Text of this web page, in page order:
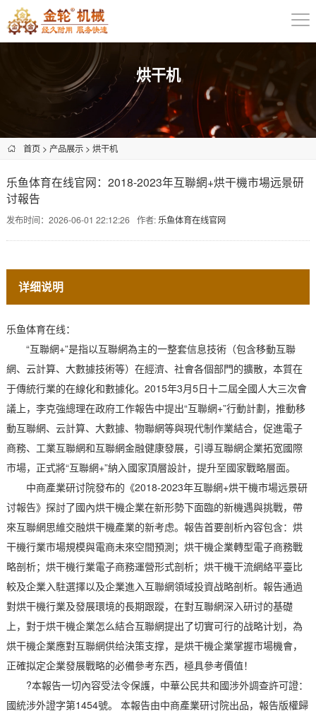
烘干机
首页> 产品展示> 烘干机
乐鱼体育在线官网：2018-2023年互聯網+烘干機市場远景研
讨報告
发布时间：2026-06-01 22:12:26 作者: 乐鱼体育在线官网
详细说明
乐鱼体育在线：
“互聯網+”是指以互聯網為主的一整套信息技術（包含移動互聯
網、云計算、大數據技術等）在經濟、社會各個部門的擴散，本質在
于傳統行業的在線化和數據化。2015年3月5日十二屆全國人大三次會
議上，李克強總理在政府工作報告中提出“互聯網+”行動計劃，推動移
動互聯網、云計算、大數據、物聯網等與現代制作業結合，促進電子
商務、工業互聯網和互聯網金融健康發展，引導互聯網企業拓宽國際
市場，正式將“互聯網+”納入國家頂層設計，提升至國家戰略層面。
中商產業研讨院發布的《2018-2023年互聯網+烘干機市場远景研
讨報告》探討了國內烘干機企業在新形勢下面臨的新機遇與挑戰，帶
來互聯網思維交融烘干機產業的新考虑。報告首要剖析內容包含：烘
干機行業市場規模與電商未來空間預測；烘干機企業轉型電子商務戰
略剖析；烘干機行業電子商務運營形式剖析；烘干機干流網絡平臺比
較及企業入駐選擇以及企業進入互聯網領域投資战略剖析。報告通過
對烘干機行業及發展環境的長期跟蹤，在對互聯網深入研讨的基礎
上，對于烘干機企業怎么結合互聯網提出了切實可行的战略计划，為
烘干機企業應對互聯網供给決策支撑，是烘干機企業掌握市場機會，
正確拟定企業發展戰略的必備參考东西，極具參考價值！
?本報告一切內容受法令保護，中華公民共和國涉外調查許可證：
國統涉外證字第1454號。 本報告由中商產業研讨院出品，報告版權歸